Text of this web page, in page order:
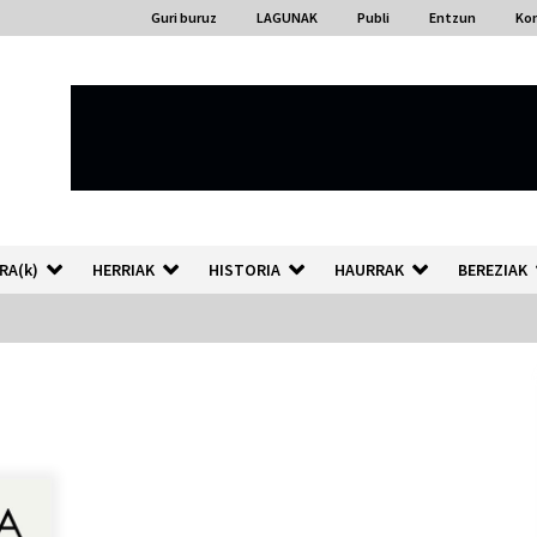
Guri buruz LAGUNAK Publi Entzun
HERRIAK HISTORIA HAURRAK BEREZIAK